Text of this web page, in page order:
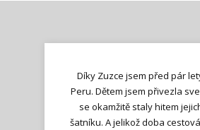
Díky Zuzce jsem před pár
Peru. Dětem jsem přivezla
se okamžitě staly hitem
šatníku. A jelikož doba